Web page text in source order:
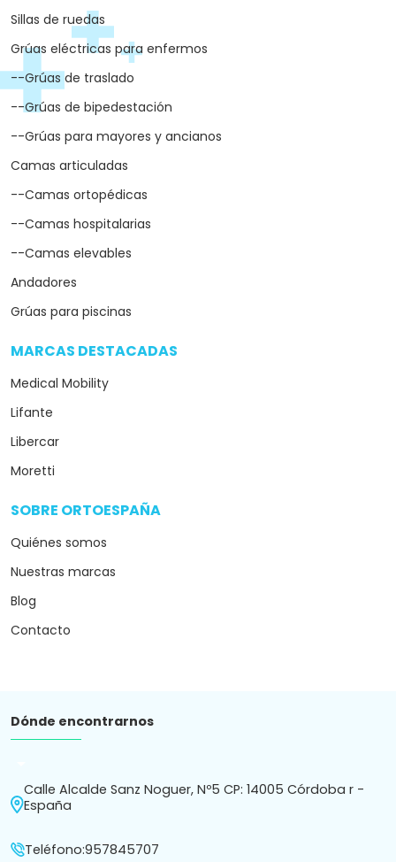
Sillas de ruedas
Grúas eléctricas para enfermos
--Grúas de traslado
--Grúas de bipedestación
--Grúas para mayores y ancianos
Camas articuladas
--Camas ortopédicas
--Camas hospitalarias
--Camas elevables
Andadores
Grúas para piscinas
MARCAS DESTACADAS
Medical Mobility
Lifante
Libercar
Moretti
SOBRE ORTOESPAÑA
Quiénes somos
Nuestras marcas
Blog
Contacto
Dónde encontrarnos
Calle Alcalde Sanz Noguer, Nº5 CP: 14005 Córdoba r -
España
Teléfono:957845707